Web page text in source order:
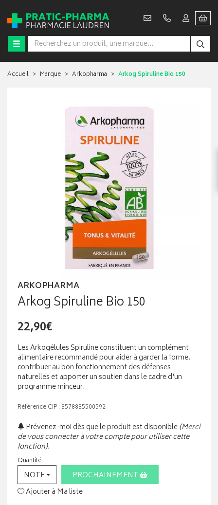
Accueil Marque Arkopharma Arkog Spiruline Bio 150
ARKOPHARMA
Arkog Spiruline Bio 150
22,90€
Les Arkogélules Spiruline constituent un complément
alimentaire recommandé pour aider à garder la forme,
contribuer au bon fonctionnement des défenses
naturelles et apporter un soutien dans le cadre d'un
programme minceur.
Référence CIP : 3578835500592
Prévenez-moi dès que le produit est disponible(Merci
de vous connecter à votre compte pour utiliser cette
fonction).
Quantité
NOTHING SELECTEDPROCHAINEMENT
Ajouter à Ma liste